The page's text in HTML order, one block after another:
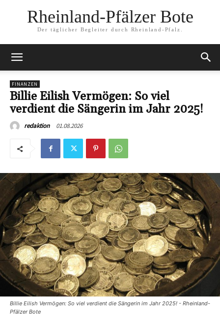
Rheinland-Pfälzer Bote
Der täglicher Begleiter durch Rheinland-Pfalz.
FINANZEN
Billie Eilish Vermögen: So viel
verdient die Sängerin im Jahr 2025!
redaktion 01.08.2026
Billie Eilish Vermögen: So viel verdient die Sängerin im Jahr 2025! - Rheinland-
Pfälzer Bote